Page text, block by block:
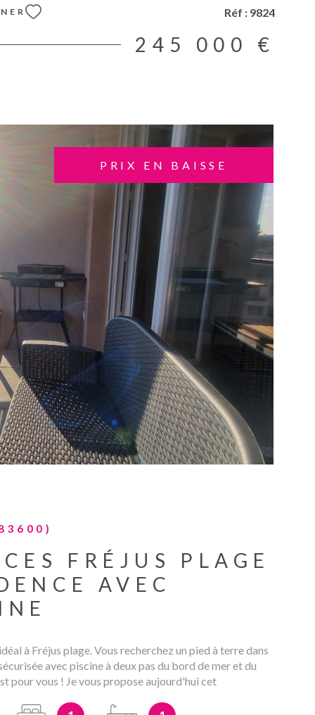
Réf : 9824
245 000 €
PRIX EN BAISSE
FRÉJUS PLAGE
AVEC
à Fréjus plage. Vous recherchez un pied à terre dans
avec piscine à deux pas du bord de mer et du
pour vous ! Je vous propose aujourd'hui cet
indépendante aménagée et équipée, d'une pièce de vie